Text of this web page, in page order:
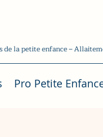
de la petite enfance –
Pro Petite